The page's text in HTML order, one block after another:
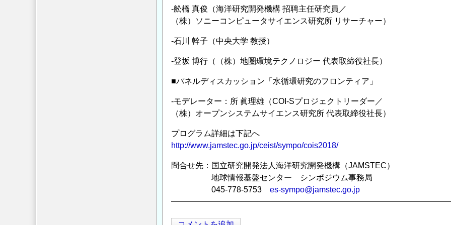
-舩橋 真俊（海洋研究開発機構 招聘主任研究員／
（株）ソニーコンピュータサイエンス研究所 リサーチャー）
-石川 幹子（中央大学 教授）
-登坂 博行（（株）地圏環境テクノロジー 代表取締役社長）
■パネルディスカッション「水循環研究のフロンティア」
-モデレーター：所 眞理雄（COI-Sプロジェクトリーダー／
（株）オープンシステムサイエンス研究所 代表取締役社長）
プログラム詳細は下記へ
http://www.jamstec.go.jp/ceist/sympo/cois2018/
問合せ先：国立研究開発法人海洋研究開発機構（JAMSTEC）
地球情報基盤センター シンポジウム事務局
045-778-5753 es-sympo@jamstec.go.jp